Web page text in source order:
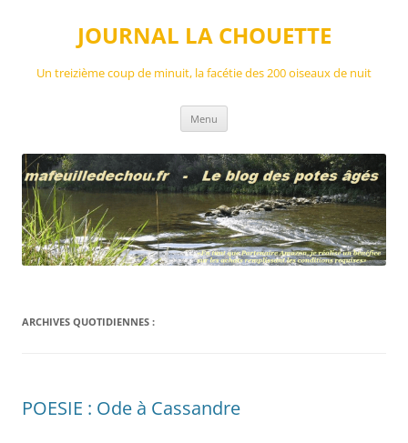
JOURNAL LA CHOUETTE
Un treizième coup de minuit, la facétie des 200 oiseaux de nuit
Menu
ARCHIVES QUOTIDIENNES :
POESIE : Ode à Cassandre